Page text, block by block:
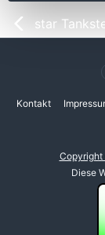
star
Kontakt
Diese